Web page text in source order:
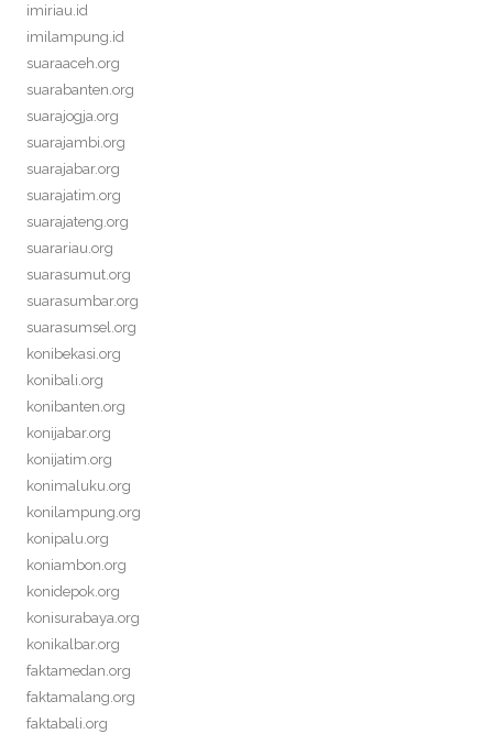
imiriau.id
imilampung.id
suaraaceh.org
suarabanten.org
suarajogja.org
suarajambi.org
suarajabar.org
suarajatim.org
suarajateng.org
suarariau.org
suarasumut.org
suarasumbar.org
suarasumsel.org
konibekasi.org
konibali.org
konibanten.org
konijabar.org
konijatim.org
konimaluku.org
konilampung.org
konipalu.org
koniambon.org
konidepok.org
konisurabaya.org
konikalbar.org
faktamedan.org
faktamalang.org
faktabali.org